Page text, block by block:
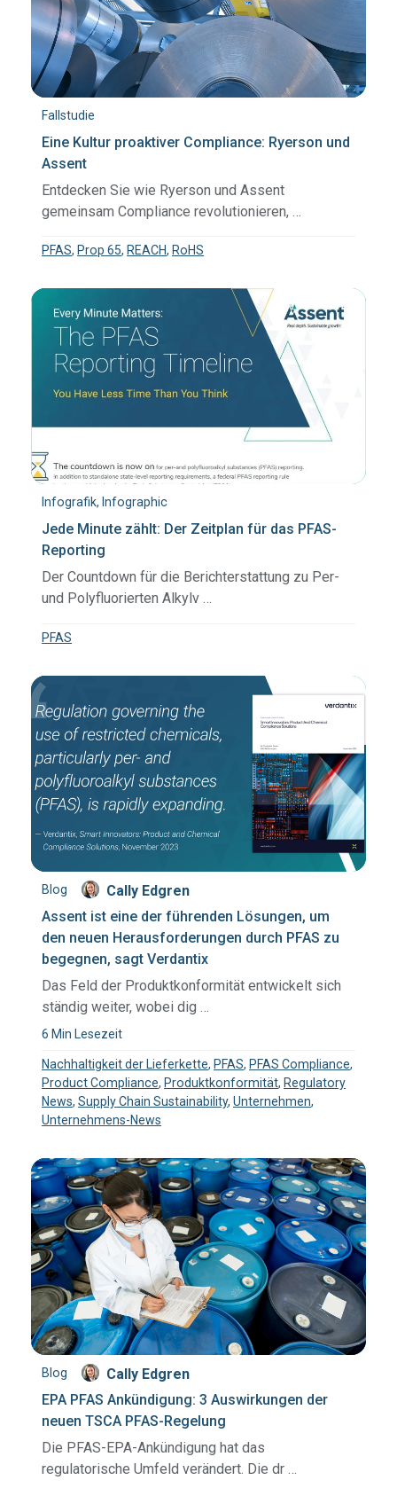
Fallstudie
Eine Kultur proaktiver Compliance: Ryerson und
Assent
Entdecken Sie wie Ryerson und Assent
gemeinsam Compliance revolutionieren, …
PFAS, Prop 65, REACH, RoHS
Infografik, Infographic
Jede Minute zählt: Der Zeitplan für das PFAS-
Reporting
Der Countdown für die Berichterstattung zu Per-
und Polyfluorierten Alkylv …
PFAS
Blog
Cally Edgren
Assent ist eine der führenden Lösungen, um
den neuen Herausforderungen durch PFAS zu
begegnen, sagt Verdantix
Das Feld der Produktkonformität entwickelt sich
ständig weiter, wobei dig …
6 Min Lesezeit
Nachhaltigkeit der Lieferkette, PFAS, PFAS Compliance,
Product Compliance, Produktkonformität, Regulatory
News,Supply Chain Sustainability,Unternehmen,
Unternehmens-News
Blog
Cally Edgren
EPA PFAS Ankündigung: 3 Auswirkungen der
neuen TSCA PFAS-Regelung
Die PFAS-EPA-Ankündigung hat das
regulatorische Umfeld verändert. Die dr …